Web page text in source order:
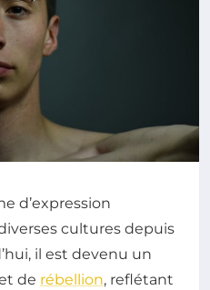
d’expression
cultures depuis
il est devenu un
de rébellion, reflétant